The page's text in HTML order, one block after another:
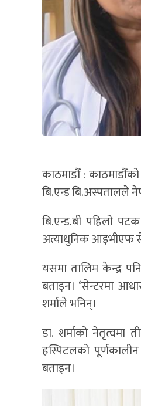
काठमाडौँ :
बि.एन्ड बि.अस्पतालले
बि.एन्ड.बी पहिलो
अत्याधुनिक आइभीएफ
यसमा तालिम केन्द्र
बताइन। ‘सेन्टरमा
शर्माले भनिन्।
डा. शर्माको
हस्पिटलको
बताइन।